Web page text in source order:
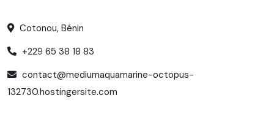
Cotonou, Bénin
+229 65 38 18 83
contact@mediumaquamarine-octopus-
132730.hostingersite.com